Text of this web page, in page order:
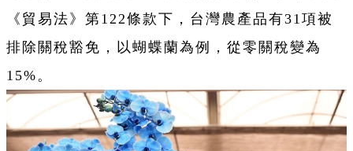
《貿易法》第122條款下，台灣農產品有31項被
排除關稅豁免，以蝴蝶蘭為例，從零關稅變為
15%。